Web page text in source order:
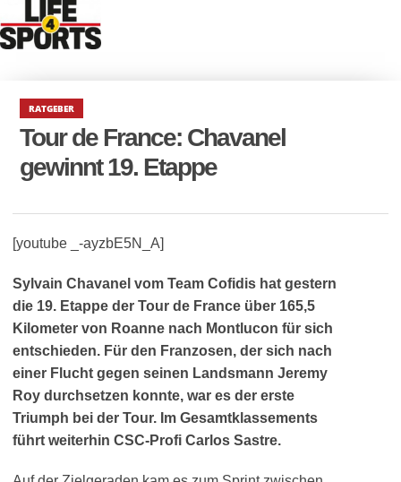
RATGEBER
Tour de France: Chavanel
gewinnt 19. Etappe
[youtube _-ayzbE5N_A]
Sylvain Chavanel vom Team Cofidis hat gestern
die 19. Etappe der Tour de France über 165,5
Kilometer von Roanne nach Montlucon für sich
entschieden. Für den Franzosen, der sich nach
einer Flucht gegen seinen Landsmann Jeremy
Roy durchsetzen konnte, war es der erste
Triumph bei der Tour. Im Gesamtklassements
führt weiterhin CSC-Profi Carlos Sastre.